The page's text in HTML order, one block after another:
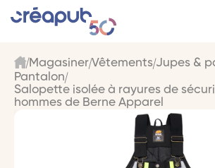
Magasiner Vêtements Jupes &
Pantalon
Salopette isolée à rayures de
hommes de Berne Apparel